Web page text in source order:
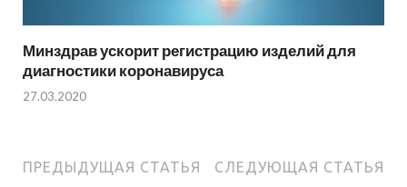
Минздрав ускорит регистрацию изделий для
диагностики коронавируса
27.03.2020
ПРЕДЫДУЩАЯ СТАТЬЯ СЛЕДУЮЩАЯ СТАТЬЯ